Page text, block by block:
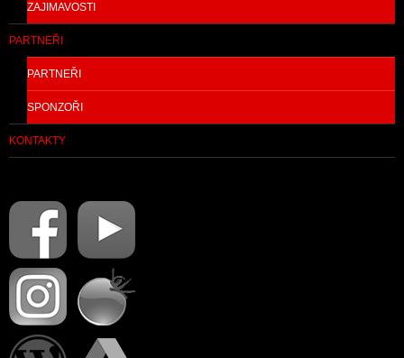
ZAJIMAVOSTI
PARTNEŘI
PARTNEŘI
SPONZOŘI
KONTAKTY